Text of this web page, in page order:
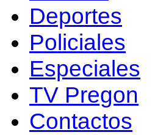
Deportes
Policiales
Especiales
TV Pregon
Contactos